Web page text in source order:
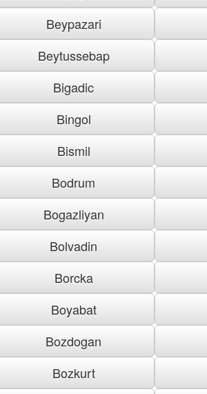
Beypazari
Beytussebap
Bigadic
Bingol
Bismil
Bodrum
Bogazliyan
Bolvadin
Borcka
Boyabat
Bozdogan
Bozkurt